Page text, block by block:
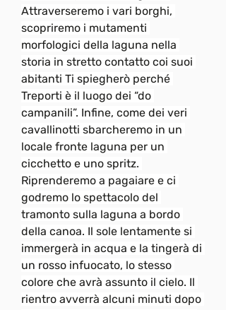
Attraverseremo i vari borghi,
scopriremo i mutamenti
morfologici della laguna nella
storia in stretto contatto coi suoi
abitanti Ti spiegherò perché
Treporti è il luogo dei “do
campanili”. Infine, come dei veri
cavallinotti sbarcheremo in un
locale fronte laguna per un
cicchetto e uno spritz.
Riprenderemo a pagaiare e ci
godremo lo spettacolo del
tramonto sulla laguna a bordo
della canoa. Il sole lentamente si
immergerà in acqua e la tingerà di
un rosso infuocato, lo stesso
colore che avrà assunto il cielo. Il
rientro avverrà alcuni minuti dopo